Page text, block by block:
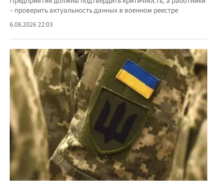
– проверить актуальность данных в военном реестре
6.08.2026 22:03